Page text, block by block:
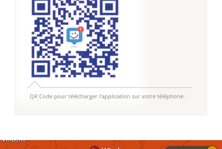
QR Code pour télécharger l'application sur votre téléphone.